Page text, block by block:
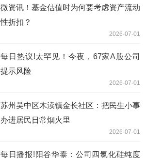
微资讯！基金估值时为何要考虑资产流动
性折扣？
2026-07-01
每日热议!太罕见！今夜，67家A股公司
提示风险
2026-07-01
苏州吴中区木渎镇金长社区：把民生小事
办进居民日常烟火里
2026-07-01
每日播报!阳谷华泰：公司四氯化硅纯度